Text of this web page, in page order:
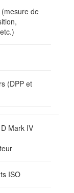
de
(DPP et
Mark IV
ISO